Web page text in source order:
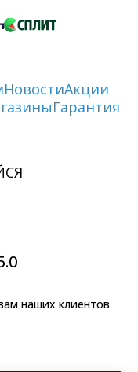
НовостиАкции
Гарантия
наших клиентов